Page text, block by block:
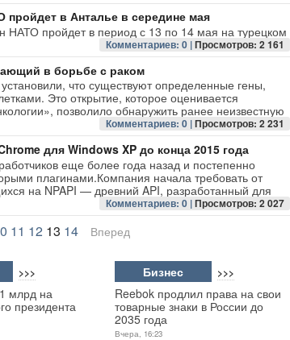
в Анталье в середине мая
НАТО пройдет в период с 13 по 14 мая на турецком
Комментариев: 0 |Просмотров: 2 161
в борьбе с раком
что существуют определенные гены,
Это открытие, которое оценивается
позволило обнаружить ранее неизвестную
Комментариев: 0 |Просмотров: 2 231
для Windows XP до конца 2015 года
еще более года назад и постепенно
плагинами.Компания начала требовать от
на NPAPI — древний API, разработанный для
Комментариев: 0 |Просмотров: 2 027
11 12 13 14 Вперед
>>>
млрд на
президента
Бизнес >>>
Reebok продлил права на свои
товарные знаки в России до
2035 года
Вчера, 16:23